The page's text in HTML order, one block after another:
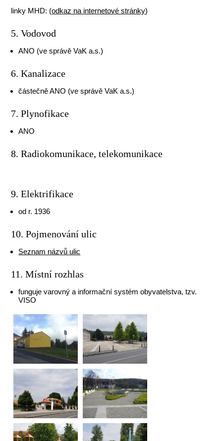
linky MHD: (odkaz na internetové stránky)
5. Vodovod
ANO (ve správě VaK a.s.)
6. Kanalizace
částečně ANO (ve správě VaK a.s.)
7. Plynofikace
ANO
8. Radiokomunikace, telekomunikace
9. Elektrifikace
od r. 1936
10. Pojmenování ulic
Seznam názvů ulic
11. Místní rozhlas
funguje varovný a informační systém obyvatelstva, tzv.
VISO